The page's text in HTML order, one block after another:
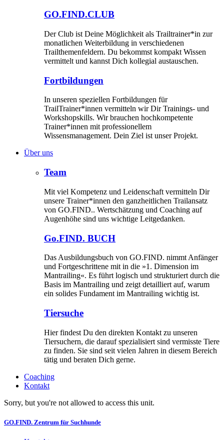
GO.FIND.CLUB
Der Club ist Deine Möglichkeit als Trailtrainer*in zur
monatlichen Weiterbildung in verschiedenen
Trailthemenfeldern. Du bekommst kompakt Wissen
vermittelt und kannst Dich kollegial austauschen.
Fortbildungen
In unseren speziellen Fortbildungen für
TrailTrainer*innen vermitteln wir Dir Trainings- und
Workshopskills. Wir brauchen hochkompetente
Trainer*innen mit professionellem
Wissensmanagement. Dein Ziel ist unser Projekt.
Über uns
Team
Mit viel Kompetenz und Leidenschaft vermitteln Dir
unsere Trainer*innen den ganzheitlichen Trailansatz
von GO.FIND.. Wertschätzung und Coaching auf
Augenhöhe sind uns wichtige Leitgedanken.
Go.FIND. BUCH
Das Ausbildungsbuch von GO.FIND. nimmt Anfänger
und Fortgeschrittene mit in die »1. Dimension im
Mantrailing«. Es führt logisch und strukturiert durch die
Basis im Mantrailing und zeigt detailliert auf, warum
ein solides Fundament im Mantrailing wichtig ist.
Tiersuche
Hier findest Du den direkten Kontakt zu unseren
Tiersuchern, die darauf spezialisiert sind vermisste Tiere
zu finden. Sie sind seit vielen Jahren in diesem Bereich
tätig und beraten Dich gerne.
Coaching
Kontakt
Sorry, but you're not allowed to access this unit.
GO.FIND. Zentrum für Suchhunde